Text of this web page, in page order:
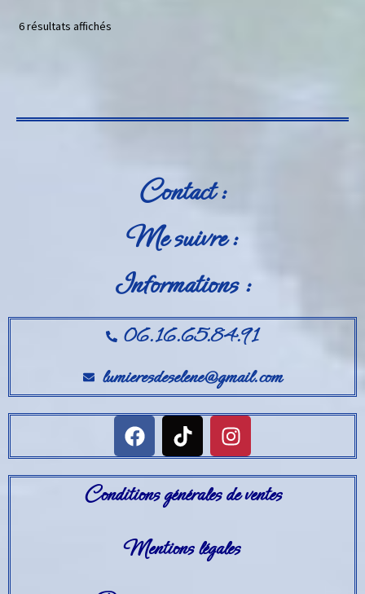
6 résultats affichés
Contact :
Me suivre :
Informations :
06.16.65.84.91
lumieresdeselene@gmail.com
Conditions générales de ventes
Mentions légales